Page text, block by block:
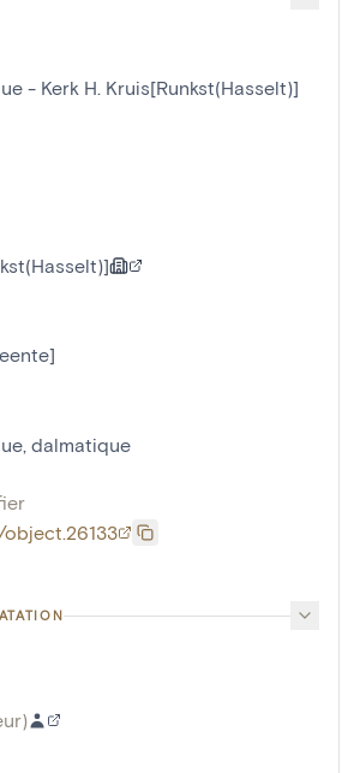
- Kerk H. Kruis[Runkst(Hasselt)]
, dalmatique
object.26133
)